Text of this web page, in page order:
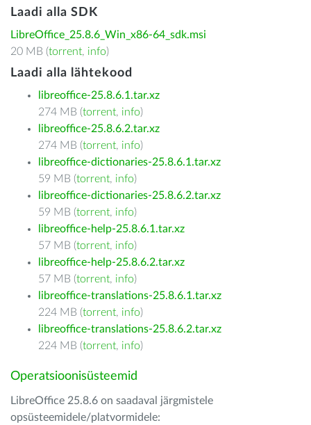
Laadi alla SDK
LibreOffice_25.8.6_Win_x86-64_sdk.msi
20 MB (torrent, info)
Laadi alla lähtekood
libreoffice-25.8.6.1.tar.xz
274 MB (torrent, info)
libreoffice-25.8.6.2.tar.xz
274 MB (torrent, info)
libreoffice-dictionaries-25.8.6.1.tar.xz
59 MB (torrent, info)
libreoffice-dictionaries-25.8.6.2.tar.xz
59 MB (torrent, info)
libreoffice-help-25.8.6.1.tar.xz
57 MB (torrent, info)
libreoffice-help-25.8.6.2.tar.xz
57 MB (torrent, info)
libreoffice-translations-25.8.6.1.tar.xz
224 MB (torrent, info)
libreoffice-translations-25.8.6.2.tar.xz
224 MB (torrent, info)
Operatsioonisüsteemid
LibreOffice 25.8.6 on saadaval järgmistele
opsüsteemidele/platvormidele: